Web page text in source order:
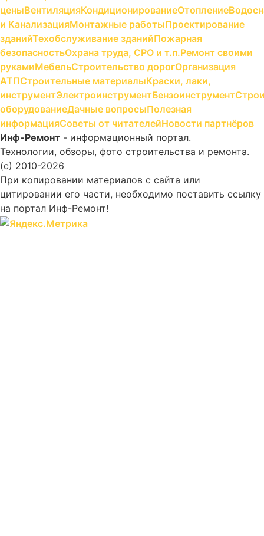
ценыВентиляцияКондиционированиеОтопление
и КанализацияМонтажные работыПроектирование
зданийТехобслуживание зданийПожарная
безопасностьОхрана труда, СРО и т.п.Ремонт своими
рукамиМебельСтроительство дорогОрганизация
АТПСтроительные материалыКраски, лаки,
инструментЭлектроинструментБензоинструмент
оборудованиеДачные вопросыПолезная
информацияСоветы от читателейНовости партнёров
Инф-Ремонт - информационный портал.
Технологии, обзоры, фото строительства и ремонта.
(c) 2010-2026
При копировании материалов с сайта или
цитировании его части, необходимо поставить ссылку
на портал Инф-Ремонт!